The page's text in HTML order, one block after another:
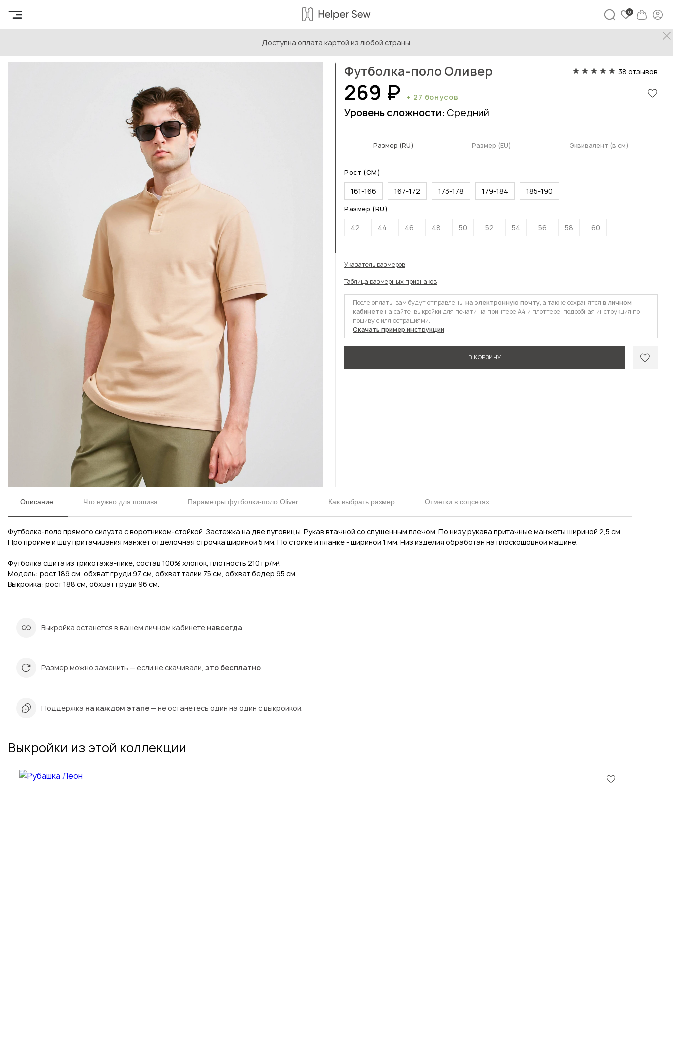
Доступна оплата картой из любой страны.
Выкройки мужской одежды / Выкройки мужских футболок
Футболка-поло Оливер 38 отзывов
269 ₽ + 27 бонусов
Уровень сложности: Средний
Размер (RU) Размер (EU) Эквивалент (в см)
Рост (СМ)
161-166 167-172 173-178 179-184 185-190
Размер (RU)
42 44 46 48 50 52 54 56 58 60
Указатель размеров
Таблица размерных признаков
После оплаты вам будут отправлены на электронную почту, а также сохранятся в личном
кабинете на сайте: выкройки для печати на принтере А4 и плоттере, подробная инструкция по
пошиву с иллюстрациями.
Скачать пример инструкции
В КОРЗИНУ
Описание Что нужно для пошива Параметры футболки-поло Oliver Как выбрать размер Отметки в соцсетях
Футболка-поло прямого силуэта с воротником-стойкой. Застежка на две пуговицы. Рукав втачной со спущенным плечом. По низу рукава притачные манжеты шириной 2,5 см.
Про пройме и шву притачивания манжет отделочная строчка шириной 5 мм. По стойке и планке - шириной 1 мм. Низ изделия обработан на плоскошовной машине.
Футболка сшита из трикотажа-пике, состав 100% хлопок, плотность 210 гр/м².
Модель: рост 189 см, обхват груди 97 см, обхват талии 75 см, обхват бедер 95 см.
Выкройка: рост 188 см, обхват груди 96 см.
Вконтакте Инстаграм
Вконтакте Инстаграм
Выкройка останется в вашем личном кабинете навсегда
Размер можно заменить — если не скачивали, это бесплатно
Поддержка на каждом этапе — не останетесь один на один с выкройкой.
Выкройки из этой коллекции